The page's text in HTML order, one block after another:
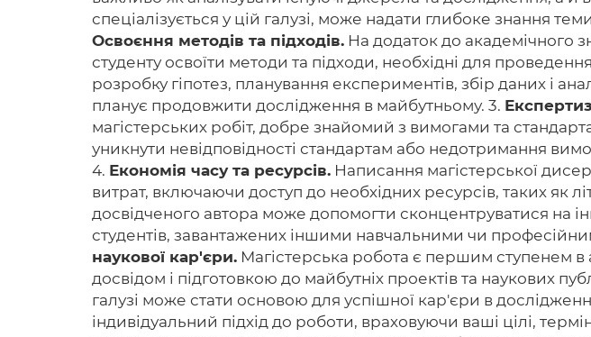
спеціалізується у цій галузі, може надати глибоке знання
Освоєння методів та підходів. На додаток до академічного
студенту освоїти методи та підходи, необхідні для
розробку гіпотез, планування експериментів, збір даних і
планує продовжити дослідження в майбутньому. 3.
магістерських робіт, добре знайомий з вимогами та
уникнути невідповідності стандартам або недотримання
4. Економія часу та ресурсів. Написання магістерської
витрат, включаючи доступ до необхідних ресурсів, таких як
досвідченого автора може допомогти сконцентруватися на
студентів, завантажених іншими навчальними чи
наукової кар'єри. Магістерська робота є першим ступенем в
досвідом і підготовкою до майбутніх проектів та наукових
галузі може стати основою для успішної кар'єри в
індивідуальний підхід до роботи, враховуючи ваші цілі,